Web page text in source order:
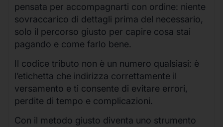
pensata per accompagnarti con ordine: niente
sovraccarico di dettagli prima del necessario,
solo il percorso giusto per capire cosa stai
pagando e come farlo bene.
Il codice tributo non è un numero qualsiasi: è
l’etichetta che indirizza correttamente il
versamento e ti consente di evitare errori,
perdite di tempo e complicazioni.
Con il metodo giusto diventa uno strumento